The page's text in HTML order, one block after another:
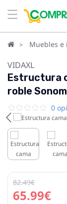
Muebles
VIDAXL
Estructura
roble
0
65.99€
82.49€